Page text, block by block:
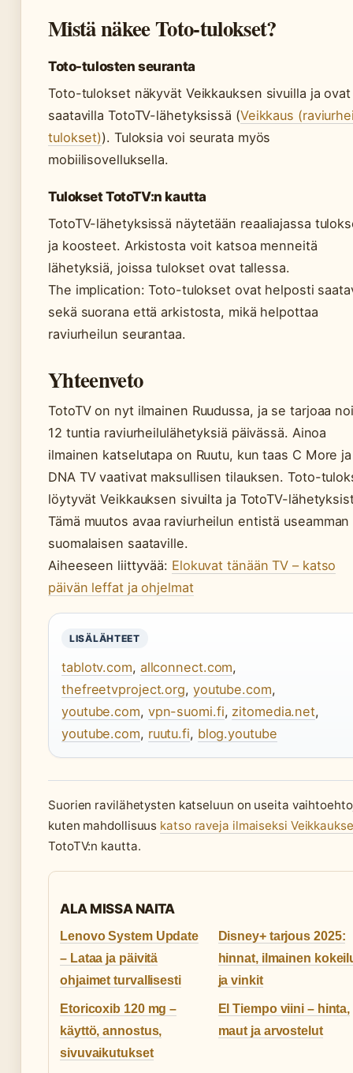
Mistä näkee Toto-tulokset?
Toto-tulosten seuranta
Toto-tulokset näkyvät Veikkauksen sivuilla ja ovat
saatavilla TotoTV-lähetyksissä (Veikkaus
tulokset)). Tuloksia voi seurata myös
mobiilisovelluksella.
Tulokset TotoTV:n kautta
TotoTV-lähetyksissä näytetään reaaliajassa
ja koosteet. Arkistosta voit katsoa menneitä
lähetyksiä, joissa tulokset ovat tallessa.
The implication: Toto-tulokset ovat helposti
sekä suorana että arkistosta, mikä helpottaa
raviurheilun seurantaa.
Yhteenveto
TotoTV on nyt ilmainen Ruudussa, ja se tarjoaa
12 tuntia raviurheilulähetyksiä päivässä. Ainoa
ilmainen katselutapa on Ruutu, kun taas C More ja
DNA TV vaativat maksullisen tilauksen. Toto-
löytyvät Veikkauksen sivuilta ja TotoTV-
Tämä muutos avaa raviurheilun entistä useamman
suomalaisen saataville.
Aiheeseen liittyvää: Elokuvat tänään TV – katso
päivän leffat ja ohjelmat
LISÄLÄHTEET
tablotv.com, allconnect.com,
thefreetvproject.org, youtube.com,
youtube.com, vpn-suomi.fi, zitomedia.net,
youtube.com, ruutu.fi, blog.youtube
Suorien ravilähetysten katseluun on useita
kuten mahdollisuus katso raveja ilmaiseksi
TotoTV:n kautta.
ALA MISSA NAITA
Lenovo System Update
– Lataa ja päivitä
ohjaimet turvallisesti
Disney+ tarjous 2025:
hinnat, ilmainen
ja vinkit
Etoricoxib 120 mg –
käyttö, annostus,
sivuvaikutukset
El Tiempo viini – hinta,
maut ja arvostelut